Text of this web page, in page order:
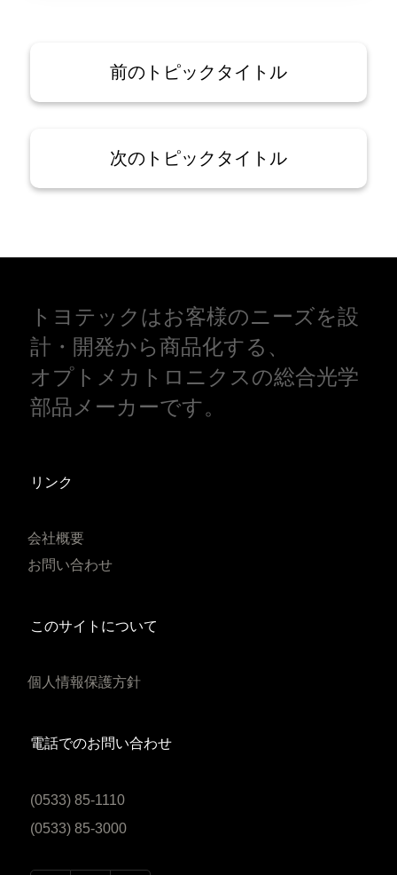
前のトピックタイトル
次のトピックタイトル
トヨテックはお客様のニーズを設
計・開発から商品化する、
オプトメカトロニクスの総合光学
部品メーカーです。
リンク
会社概要
お問い合わせ
このサイトについて
個人情報保護方針
電話でのお問い合わせ
(0533) 85-1110
(0533) 85-3000